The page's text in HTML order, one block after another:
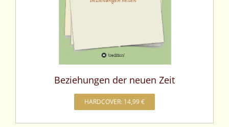
Beziehungen der neuen Zeit
HARDCOVER: 14,99 €